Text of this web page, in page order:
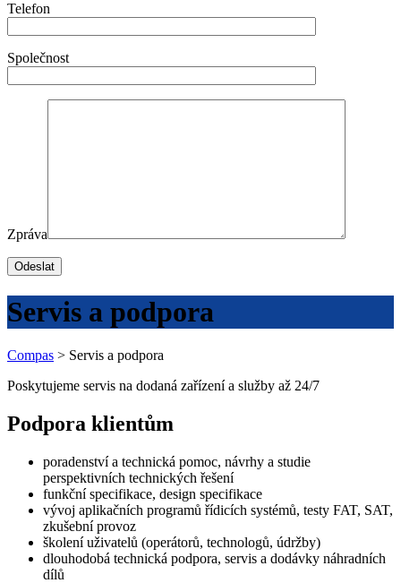
Telefon
Společnost
Zpráva
Servis a podpora
Compas > Servis a podpora
Poskytujeme servis na dodaná zařízení a služby až 24/7
Podpora klientům
poradenství a technická pomoc, návrhy a studie
perspektivních technických řešení
funkční specifikace, design specifikace
vývoj aplikačních programů řídicích systémů, testy FAT, SAT,
zkušební provoz
školení uživatelů (operátorů, technologů, údržby)
dlouhodobá technická podpora, servis a dodávky náhradních
dílů